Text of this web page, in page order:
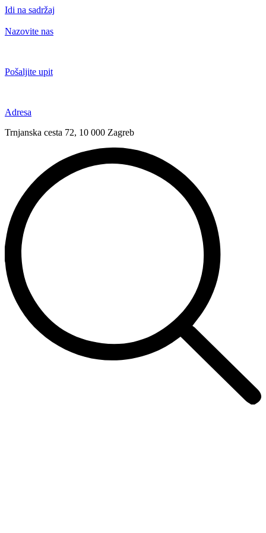
Idi na sadržaj
Nazovite nas
Pošaljite upit
Adresa
Trnjanska cesta 72, 10 000 Zagreb